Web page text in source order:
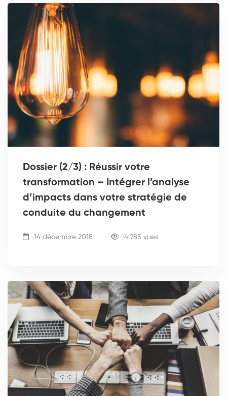
Dossier (2/3) : Réussir votre
transformation – Intégrer l’analyse
d’impacts dans votre stratégie de
conduite du changement
14 décembre 2018 4 785 vues